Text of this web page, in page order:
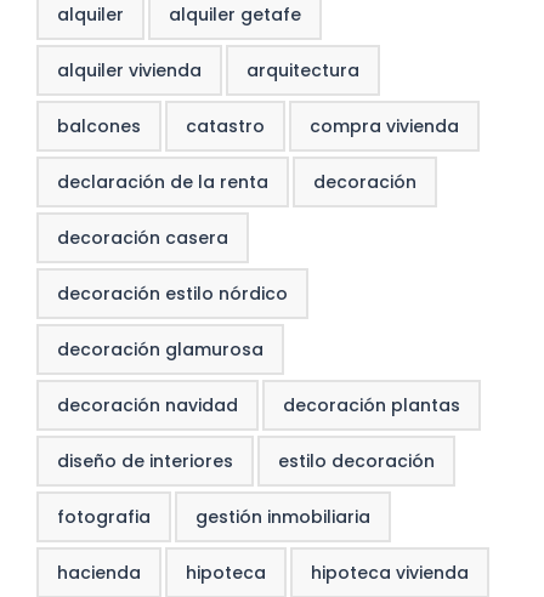
alquiler alquiler getafe
alquiler vivienda arquitectura
balcones catastro compra vivienda
declaración de la renta decoración
decoración casera
decoración estilo nórdico
decoración glamurosa
decoración navidad decoración plantas
diseño de interiores estilo decoración
fotografia gestión inmobiliaria
hacienda hipoteca hipoteca vivienda